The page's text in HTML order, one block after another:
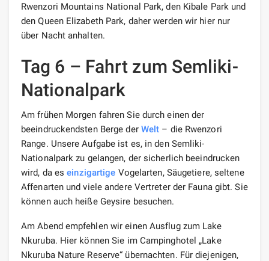
Rwenzori Mountains National Park, den Kibale Park und
den Queen Elizabeth Park, daher werden wir hier nur
über Nacht anhalten.
Tag 6 – Fahrt zum Semliki-
Nationalpark
Am frühen Morgen fahren Sie durch einen der
beeindruckendsten Berge der Welt – die Rwenzori
Range. Unsere Aufgabe ist es, in den Semliki-
Nationalpark zu gelangen, der sicherlich beeindrucken
wird, da eseinzigartige Vogelarten, Säugetiere, seltene
Affenarten und viele andere Vertreter der Fauna gibt. Sie
können auch heiße Geysire besuchen.
Am Abend empfehlen wir einen Ausflug zum Lake
Nkuruba. Hier können Sie im Campinghotel „Lake
Nkuruba Nature Reserve“ übernachten. Für diejenigen,